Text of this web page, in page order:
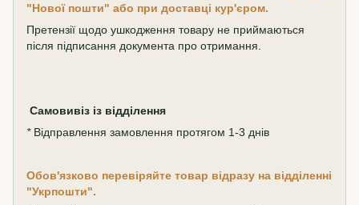
"Нової пошти" або при доставці кур'єром.
Претензії щодо ушкодження товару не приймаються
після підписання документа про отримання.
Самовивіз із відділення
* Відправлення замовлення протягом 1-3 днів
Обов'язково перевіряйте товар відразу на відділенні
"Укрпошти".